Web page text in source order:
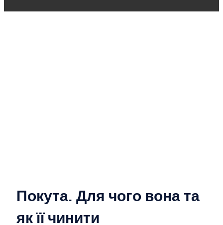
Покута. Для чого вона та
як її чинити